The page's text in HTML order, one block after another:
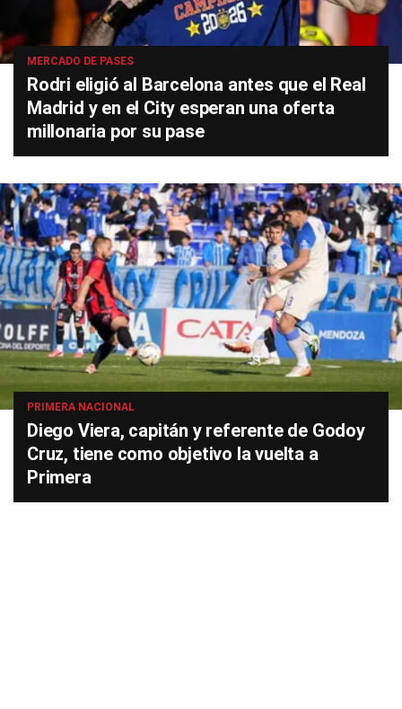
MERCADO DE PASES
Rodri eligió al Barcelona antes que el Real
Madrid y en el City esperan una oferta
millonaria por su pase
PRIMERA NACIONAL
Diego Viera, capitán y referente de Godoy
Cruz, tiene como objetivo la vuelta a
Primera